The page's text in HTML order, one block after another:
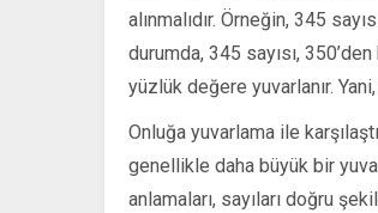
alınmalıdır. Örneğin, 345
durumda, 345 sayısı,
yüzlük değere yuvarlanır.
Onluğa yuvarlama ile
genellikle daha büyük bir
anlamaları, sayıları doğru